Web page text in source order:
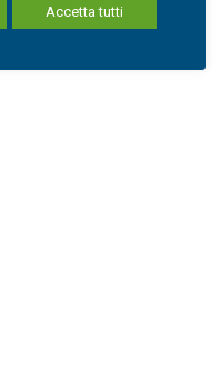
Accetta tutti